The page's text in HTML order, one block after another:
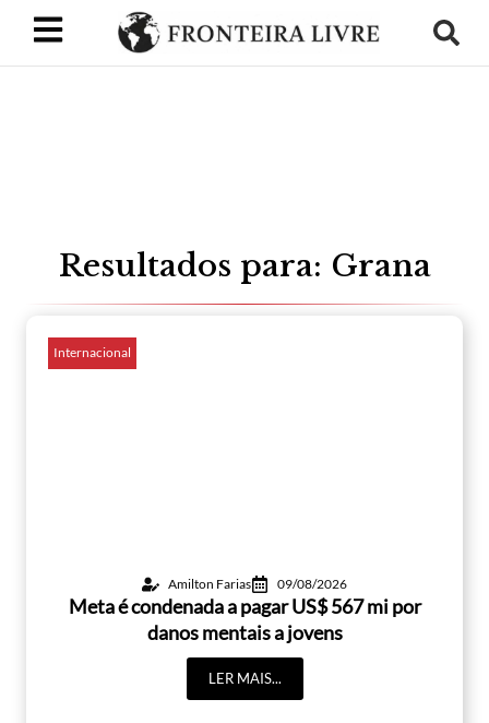
Resultados para: Grana
Internacional
Amilton Farias 09/08/2026
Meta é condenada a pagar US$ 567 mi por
danos mentais a jovens
LER MAIS...